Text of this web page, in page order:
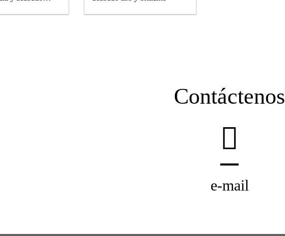
Contáctenos
e-mail